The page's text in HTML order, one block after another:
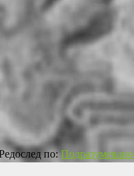
по:Подразумевано